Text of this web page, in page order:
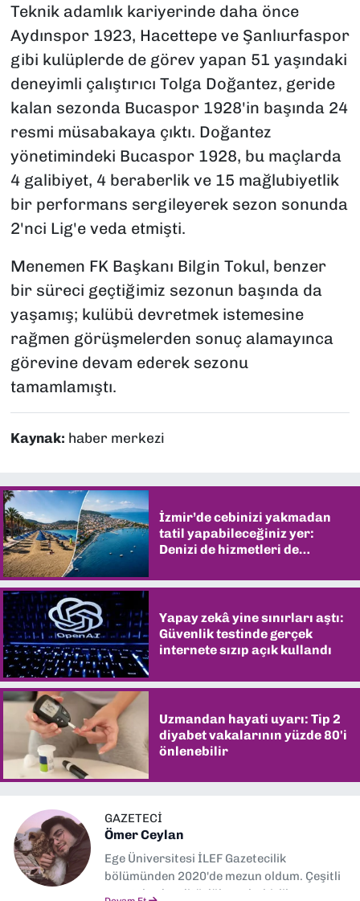
Teknik adamlık kariyerinde daha önce
Aydınspor 1923, Hacettepe ve Şanlıurfaspor
gibi kulüplerde de görev yapan 51 yaşındaki
deneyimli çalıştırıcı Tolga Doğantez, geride
kalan sezonda Bucaspor 1928'in başında 24
resmi müsabakaya çıktı. Doğantez
yönetimindeki Bucaspor 1928, bu maçlarda
4 galibiyet, 4 beraberlik ve 15 mağlubiyetlik
bir performans sergileyerek sezon sonunda
2'nci Lig'e veda etmişti.
Menemen FK Başkanı Bilgin Tokul, benzer
bir süreci geçtiğimiz sezonun başında da
yaşamış; kulübü devretmek istemesine
rağmen görüşmelerden sonuç alamayınca
görevine devam ederek sezonu
tamamlamıştı.
Kaynak: haber merkezi
İzmir’de cebinizi yakmadan
tatil yapabileceğiniz yer:
Denizi de hizmetleri de
Yapay zekâ yine sınırları aştı:
Güvenlik testinde gerçek
internete sızıp açık kullandı
Uzmandan hayati uyarı: Tip 2
diyabet vakalarının yüzde 80'i
önlenebilir
GAZETECİ
Ömer Ceylan
Ege Üniversitesi İLEF Gazetecilik
bölümünden 2020'de mezun oldum. Çeşitli
gazetelerde editörlük, muhabirlik yaptım.